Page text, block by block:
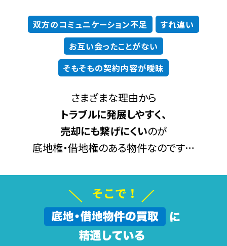
双方のコミュニケーション不足
すれ違い
お互い会ったことがない
そもそもの契約内容が曖昧
さまざまな理由から
トラブルに発展しやすく、
売却にも繋げにくいのが
底地権・借地権のある物件なのです…